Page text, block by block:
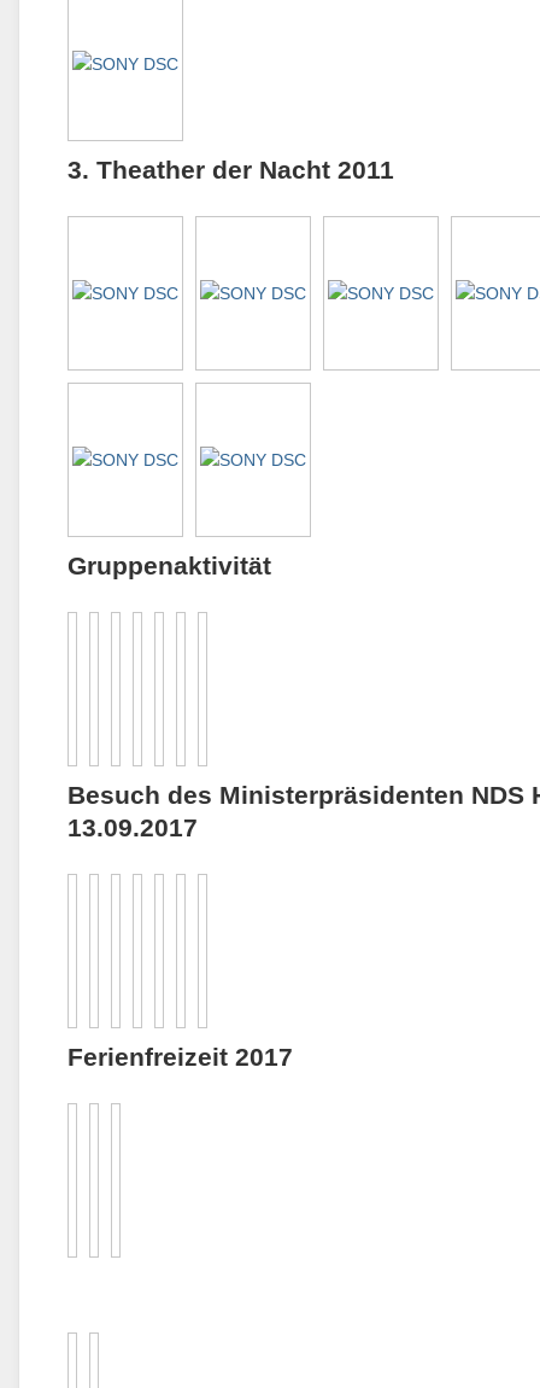
3. Theather der Nacht 2011
Gruppenaktivität
Besuch des Ministerpräsidenten NDS
13.09.2017
Ferienfreizeit 2017